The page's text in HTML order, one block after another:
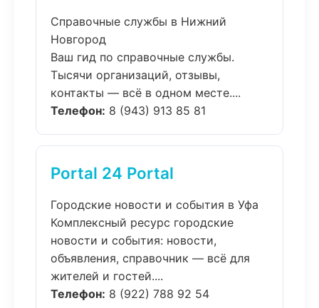
Справочные службы в Нижний
Новгород
Ваш гид по справочные службы.
Тысячи организаций, отзывы,
контакты — всё в одном месте....
Телефон: 8 (943) 913 85 81
Portal 24 Portal
Городские новости и события в Уфа
Комплексный ресурс городские
новости и события: новости,
объявления, справочник — всё для
жителей и гостей....
Телефон: 8 (922) 788 92 54